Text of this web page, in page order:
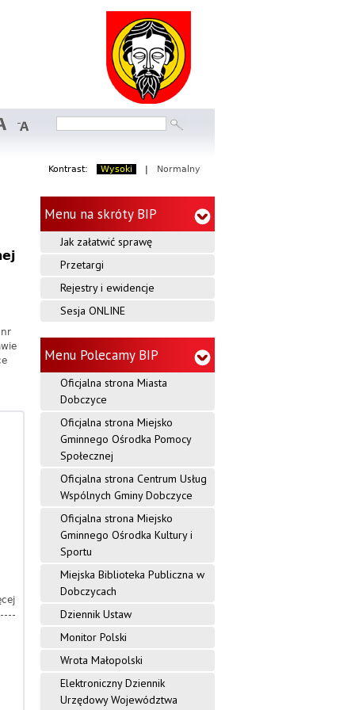
e
r
w
s
I
n
f
o
r
m
a
c
y
j
n
y
G
m
i
n
y
D
Formularz
Kontrast: Wysoki | Normalny
Menu na skróty BIP
Jak załatwić sprawę
Przetargi
Rejestry i ewidencje
Sesja ONLINE
Menu Polecamy BIP
Oficjalna strona Miasta
Dobczyce
Oficjalna strona Miejsko
Gminnego Ośrodka Pomocy
Społecznej
Oficjalna strona Centrum Usług
Wspólnych Gminy Dobczyce
Oficjalna strona Miejsko
Gminnego Ośrodka Kultury i
Sportu
Miejska Biblioteka Publiczna w
Dobczycach
Dziennik Ustaw
Monitor Polski
Wrota Małopolski
Elektroniczny Dziennik
Urzędowy Województwa